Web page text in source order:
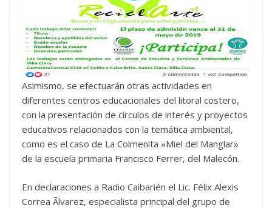
Asimismo, se efectuarán otras actividades en
diferentes centros educacionales del litoral costero,
con la presentación de círculos de interés y proyectos
educativos relacionados con la temática ambiental,
como es el caso de La Colmenita «Miel del Manglar»
de la escuela primaria Francisco Ferrer, del Malecón.
En declaraciones a Radio Caibarién el Lic. Félix Alexis
Correa Ãlvarez, especialista principal del grupo de